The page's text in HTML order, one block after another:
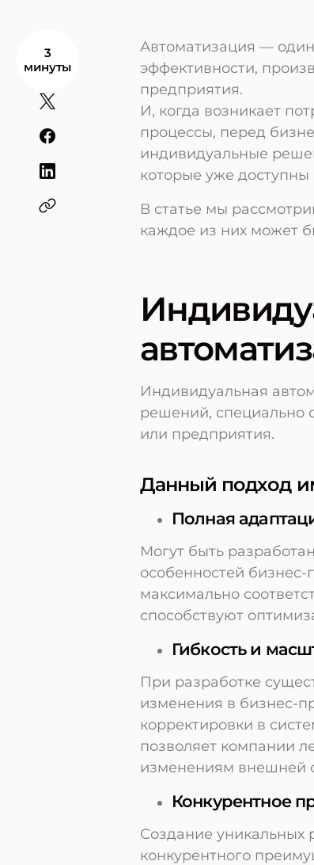
3
минуты
Автоматизация —
эффективности,
предприятия.
И, когда возникает
процессы, перед
индивидуальные
которые уже
В статье мы
каждое из них может
Индивидуальная
решений, специально
или предприятия.
Данный подход
Полная
Могут быть
особенностей
максимально
способствуют
Гибкость и
При разработке
изменения в бизнес-
корректировки в
позволяет компании
изменениям внешней
Конкурентное
Создание уникальных
конкурентного